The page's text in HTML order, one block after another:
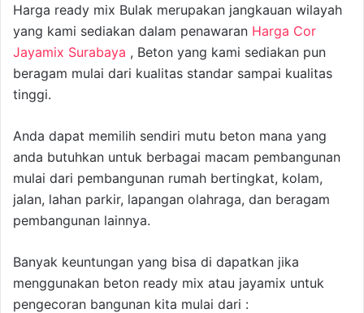
Harga ready mix Bulak merupakan jangkauan wilayah
yang kami sediakan dalam penawaran Harga Cor
Jayamix Surabaya , Beton yang kami sediakan pun
beragam mulai dari kualitas standar sampai kualitas
tinggi.
Anda dapat memilih sendiri mutu beton mana yang
anda butuhkan untuk berbagai macam pembangunan
mulai dari pembangunan rumah bertingkat, kolam,
jalan, lahan parkir, lapangan olahraga, dan beragam
pembangunan lainnya.
Banyak keuntungan yang bisa di dapatkan jika
menggunakan beton ready mix atau jayamix untuk
pengecoran bangunan kita mulai dari :